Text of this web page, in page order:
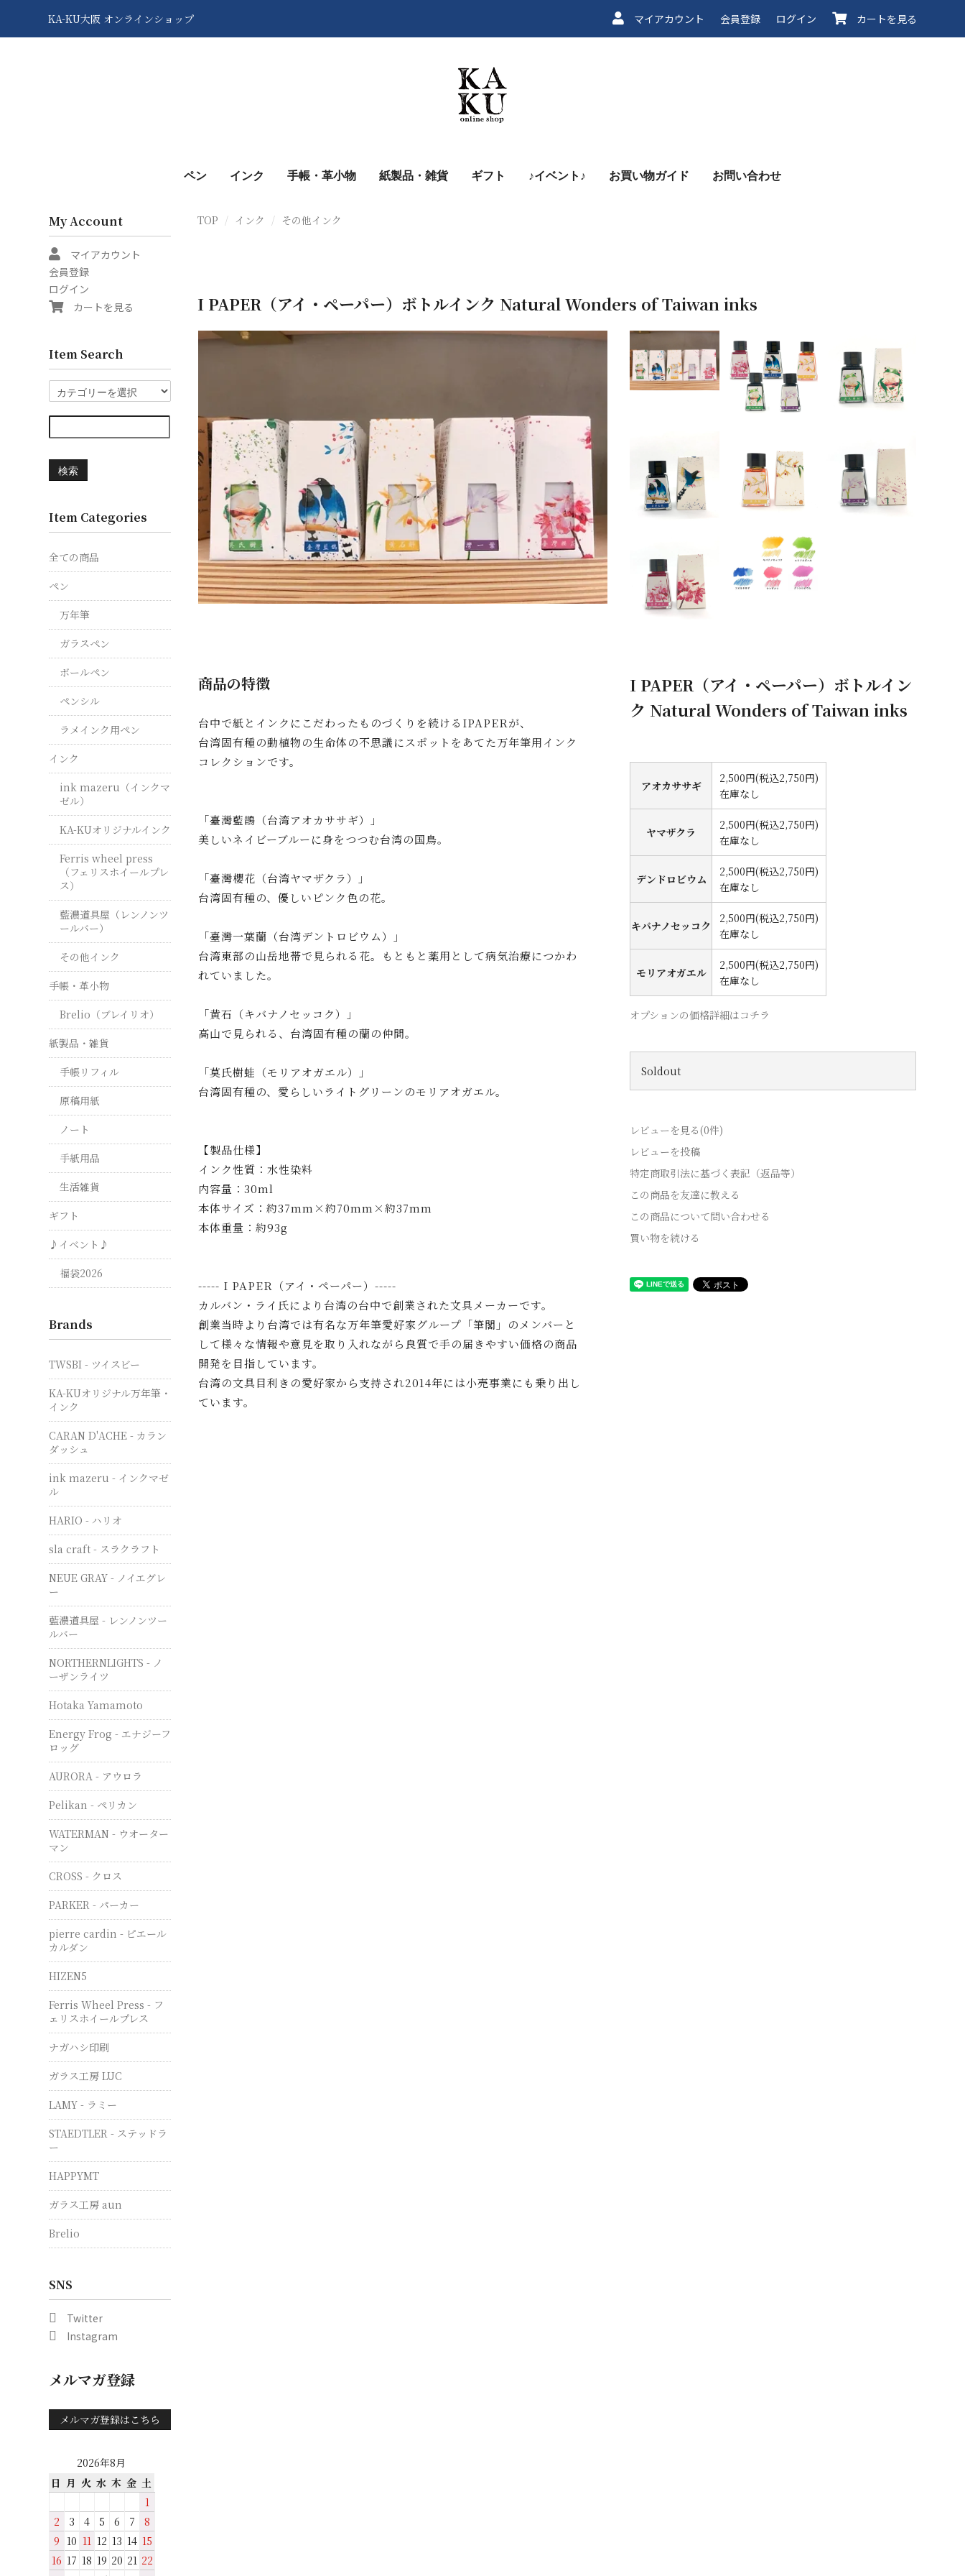
KA-KU大阪 オンラインショップ マイアカウント 会員登録 ログイン カートを見る
ペン インク 手帳・革小物 紙製品・雑貨 ギフト ♪イベント♪ お買い物ガイド お問い合わせ
TOP インク その他インク
I PAPER（アイ・ペーパー）ボトルインク Natural Wonders of Taiwan inks
商品の特徴
台中で紙とインクにこだわったものづくりを続けるIPAPERが、
台湾固有種の動植物の生命体の不思議にスポットをあてた万年筆用インク
コレクションです。
「臺灣藍鵲（台湾アオカササギ）」
美しいネイビーブルーに身をつつむ台湾の国鳥。
「臺灣櫻花（台湾ヤマザクラ）」
台湾固有種の、優しいピンク色の花。
「臺灣一葉蘭（台湾デントロビウム）」
台湾東部の山岳地帯で見られる花。もともと薬用として病気治療につかわ
れていました。
「黄石（キバナノセッコク）」
高山で見られる、台湾固有種の蘭の仲間。
「莫氏樹蛙（モリアオガエル）」
台湾固有種の、愛らしいライトグリーンのモリアオガエル。
【製品仕様】
インク性質：水性染料
内容量：30ml
本体サイズ：約37mm×約70mm×約37mm
本体重量：約93g
----- I PAPER（アイ・ペーパー）-----
カルバン・ライ氏により台湾の台中で創業された文具メーカーです。
創業当時より台湾では有名な万年筆愛好家グループ「筆閣」のメンバーと
して様々な情報や意見を取り入れながら良質で手の届きやすい価格の商品
開発を目指しています。
台湾の文具目利きの愛好家から支持され2014年には小売事業にも乗り出し
ています。
I PAPER（アイ・ペーパー）ボトルイン
ク Natural Wonders of Taiwan inks
アオカササギ
2,500円(税込2,750円)
在庫なし
ヤマザクラ
2,500円(税込2,750円)
在庫なし
デンドロビウム
2,500円(税込2,750円)
在庫なし
キバナノセッコク
2,500円(税込2,750円)
在庫なし
モリアオガエル
2,500円(税込2,750円)
在庫なし
オプションの価格詳細はコチラ
Soldout
レビューを見る(0件)
レビューを投稿
特定商取引法に基づく表記（返品等）
この商品を友達に教える
この商品について問い合わせる
買い物を続ける
My Account
マイアカウント
会員登録
ログイン
カートを見る
Item Search
検索
Item Categories
全ての商品
ペン
万年筆
ガラスペン
ボールペン
ペンシル
ラメインク用ペン
インク
ink mazeru（インクマ
ゼル）
KA-KUオリジナルインク
Ferris wheel press
（フェリスホイールプレ
ス）
藍濃道具屋（レンノンツ
ールバー）
その他インク
手帳・革小物
Brelio（ブレイリオ）
紙製品・雑貨
手帳リフィル
原稿用紙
ノート
手紙用品
生活雑貨
ギフト
♪イベント♪
福袋2026
Brands
TWSBI - ツイスビー
KA-KUオリジナル万年筆・
インク
CARAN D'ACHE - カラン
ダッシュ
ink mazeru - インクマゼ
ル
HARIO - ハリオ
sla craft - スラクラフト
NEUE GRAY - ノイエグレ
ー
藍濃道具屋 - レンノンツー
ルバー
NORTHERNLIGHTS - ノ
ーザンライツ
Hotaka Yamamoto
Energy Frog - エナジーフ
ロッグ
AURORA - アウロラ
Pelikan - ペリカン
WATERMAN - ウオーター
マン
CROSS - クロス
PARKER - パーカー
pierre cardin - ピエール
カルダン
HIZEN5
Ferris Wheel Press - フ
ェリスホイールプレス
ナガハシ印刷
ガラス工房 LUC
LAMY - ラミー
STAEDTLER - ステッドラ
ー
HAPPYMT
ガラス工房 aun
Brelio
SNS
Twitter
Instagram
メルマガ登録
メルマガ登録はこちら
2026年8月
日 月 火 水 木 金 土
1
2
3 4 5 6 7
8
9 10 11 12 13 14 15
16 17 18 19 20 21 22